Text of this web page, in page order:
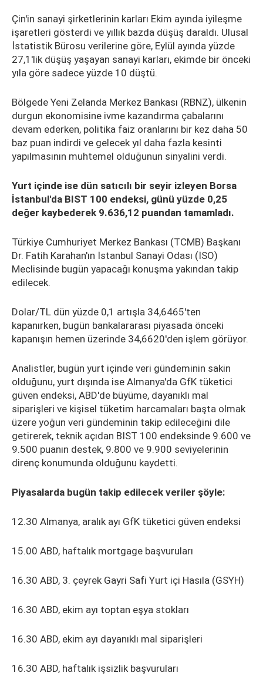
Çin'in sanayi şirketlerinin karları Ekim ayında iyileşme
işaretleri gösterdi ve yıllık bazda düşüş daraldı. Ulusal
İstatistik Bürosu verilerine göre, Eylül ayında yüzde
27,1'lik düşüş yaşayan sanayi karları, ekimde bir önceki
yıla göre sadece yüzde 10 düştü.
Bölgede Yeni Zelanda Merkez Bankası (RBNZ), ülkenin
durgun ekonomisine ivme kazandırma çabalarını
devam ederken, politika faiz oranlarını bir kez daha 50
baz puan indirdi ve gelecek yıl daha fazla kesinti
yapılmasının muhtemel olduğunun sinyalini verdi.
Yurt içinde ise dün satıcılı bir seyir izleyen Borsa
İstanbul'da BIST 100 endeksi, günü yüzde 0,25
değer kaybederek 9.636,12 puandan tamamladı.
Türkiye Cumhuriyet Merkez Bankası (TCMB) Başkanı
Dr. Fatih Karahan'ın İstanbul Sanayi Odası (İSO)
Meclisinde bugün yapacağı konuşma yakından takip
edilecek.
Dolar/TL dün yüzde 0,1 artışla 34,6465'ten
kapanırken, bugün bankalararası piyasada önceki
kapanışın hemen üzerinde 34,6620'den işlem görüyor.
Analistler, bugün yurt içinde veri gündeminin sakin
olduğunu, yurt dışında ise Almanya'da GfK tüketici
güven endeksi, ABD'de büyüme, dayanıklı mal
siparişleri ve kişisel tüketim harcamaları başta olmak
üzere yoğun veri gündeminin takip edileceğini dile
getirerek, teknik açıdan BIST 100 endeksinde 9.600 ve
9.500 puanın destek, 9.800 ve 9.900 seviyelerinin
direnç konumunda olduğunu kaydetti.
Piyasalarda bugün takip edilecek veriler şöyle:
12.30 Almanya, aralık ayı GfK tüketici güven endeksi
15.00 ABD, haftalık mortgage başvuruları
16.30 ABD, 3. çeyrek Gayri Safi Yurt içi Hasıla (GSYH)
16.30 ABD, ekim ayı toptan eşya stokları
16.30 ABD, ekim ayı dayanıklı mal siparişleri
16.30 ABD, haftalık işsizlik başvuruları